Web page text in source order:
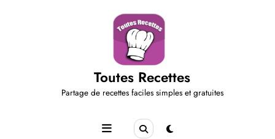
Toutes Recettes
Partage de recettes faciles simples et gratuites